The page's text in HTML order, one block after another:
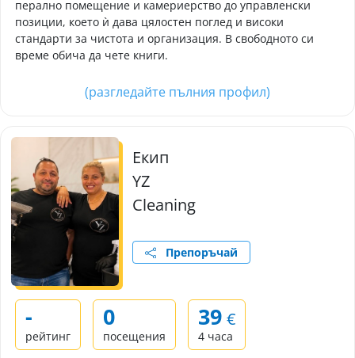
перално помещение и камериерство до управленски
позиции, което ѝ дава цялостен поглед и високи
стандарти за чистота и организация. В свободното си
време обича да чете книги.
(разгледайте пълния профил)
Екип
YZ
Cleaning
Препоръчай
-
рейтинг
0
посещения
39 €
4 часа